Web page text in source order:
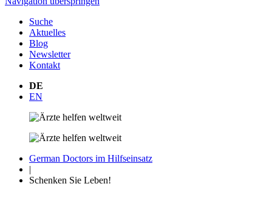
Suche
Aktuelles
Blog
Newsletter
Kontakt
DE
EN
German Doctors im Hilfseinsatz
|
Schenken Sie Leben!